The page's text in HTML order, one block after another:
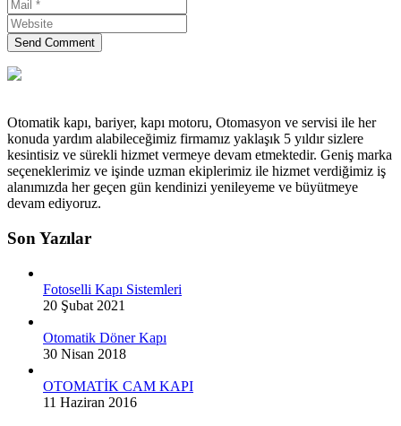
Send Comment
Otomatik kapı, bariyer, kapı motoru, Otomasyon ve servisi ile her
konuda yardım alabileceğimiz firmamız yaklaşık 5 yıldır sizlere
kesintisiz ve sürekli hizmet vermeye devam etmektedir. Geniş marka
seçeneklerimiz ve işinde uzman ekiplerimiz ile hizmet verdiğimiz iş
alanımızda her geçen gün kendinizi yenileyeme ve büyütmeye
devam ediyoruz.
Son Yazılar
Fotoselli Kapı Sistemleri
20 Şubat 2021
Otomatik Döner Kapı
30 Nisan 2018
OTOMATİK CAM KAPI
11 Haziran 2016